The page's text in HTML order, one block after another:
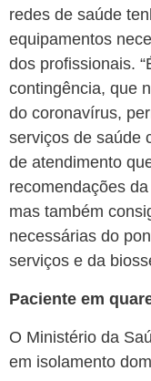
redes de saúde
equipamentos
dos profissionais.
contingência, que
do coronavírus,
serviços de saúde
de atendimento
recomendações
mas também
necessárias do
serviços e da
Paciente em
O Ministério da
em isolamento